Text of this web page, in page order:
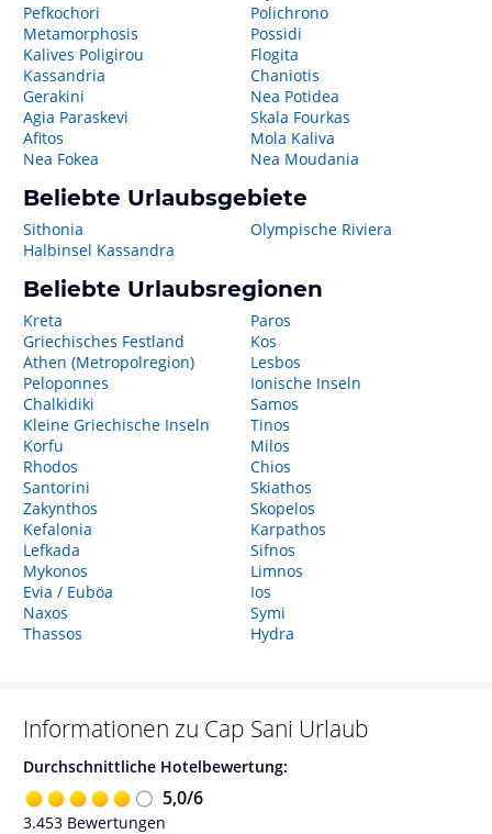
Pefkochori
Metamorphosis
Kalives Poligirou
Kassandria
Gerakini
Agia Paraskevi
Afitos
Nea Fokea
Polichrono
Possidi
Flogita
Chaniotis
Nea Potidea
Skala Fourkas
Mola Kaliva
Nea Moudania
Beliebte Urlaubsgebiete
Sithonia
Halbinsel Kassandra
Olympische Riviera
Beliebte Urlaubsregionen
Kreta
Griechisches Festland
Athen (Metropolregion)
Peloponnes
Chalkidiki
Kleine Griechische Inseln
Korfu
Rhodos
Santorini
Zakynthos
Kefalonia
Lefkada
Mykonos
Evia / Euböa
Naxos
Thassos
Paros
Kos
Lesbos
Ionische Inseln
Samos
Tinos
Milos
Chios
Skiathos
Skopelos
Karpathos
Sifnos
Limnos
Ios
Symi
Hydra
Informationen zu Cap Sani Urlaub
Durchschnittliche Hotelbewertung:
5,0/6
3.453 Bewertungen